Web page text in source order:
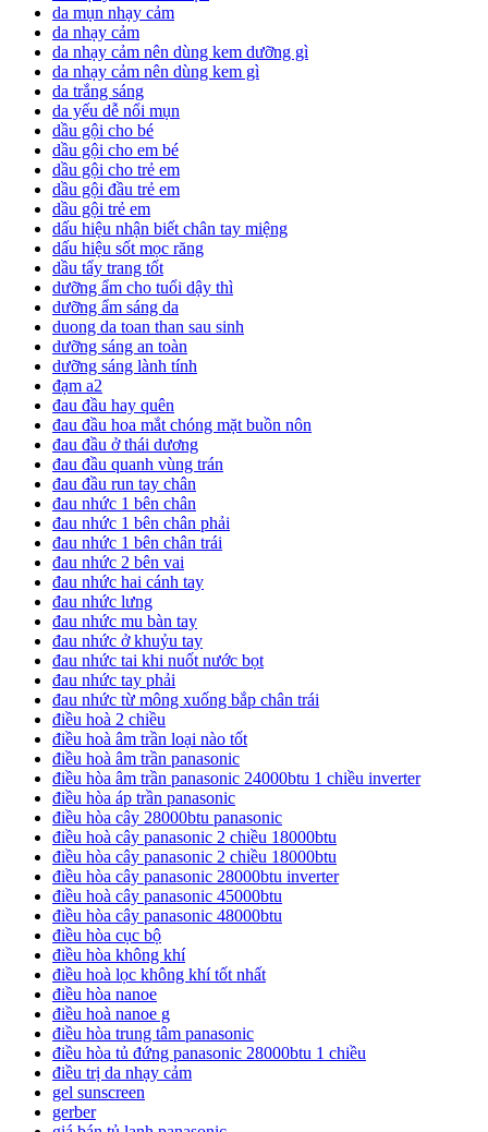
da mụn nhạy cảm
da nhạy cảm
da nhạy cảm nên dùng kem dưỡng gì
da nhạy cảm nên dùng kem gì
da trắng sáng
da yếu dễ nổi mụn
dầu gội cho bé
dầu gội cho em bé
dầu gội cho trẻ em
dầu gội đầu trẻ em
dầu gội trẻ em
dấu hiệu nhận biết chân tay miệng
dấu hiệu sốt mọc răng
dầu tẩy trang tốt
dưỡng ẩm cho tuổi dậy thì
dưỡng ẩm sáng da
duong da toan than sau sinh
dưỡng sáng an toàn
dưỡng sáng lành tính
đạm a2
đau đầu hay quên
đau đầu hoa mắt chóng mặt buồn nôn
đau đầu ở thái dương
đau đầu quanh vùng trán
đau đầu run tay chân
đau nhức 1 bên chân
đau nhức 1 bên chân phải
đau nhức 1 bên chân trái
đau nhức 2 bên vai
đau nhức hai cánh tay
đau nhức lưng
đau nhức mu bàn tay
đau nhức ở khuỷu tay
đau nhức tai khi nuốt nước bọt
đau nhức tay phải
đau nhức từ mông xuống bắp chân trái
điều hoà 2 chiều
điều hoà âm trần loại nào tốt
điều hoà âm trần panasonic
điều hòa âm trần panasonic 24000btu 1 chiều inverter
điều hòa áp trần panasonic
điều hòa cây 28000btu panasonic
điều hoà cây panasonic 2 chiều 18000btu
điều hòa cây panasonic 2 chiều 18000btu
điều hòa cây panasonic 28000btu inverter
điều hoà cây panasonic 45000btu
điều hòa cây panasonic 48000btu
điều hòa cục bộ
điều hòa không khí
điều hoà lọc không khí tốt nhất
điều hòa nanoe
điều hoà nanoe g
điều hòa trung tâm panasonic
điều hòa tủ đứng panasonic 28000btu 1 chiều
điều trị da nhạy cảm
gel sunscreen
gerber